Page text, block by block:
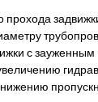
прохода
с зауженным